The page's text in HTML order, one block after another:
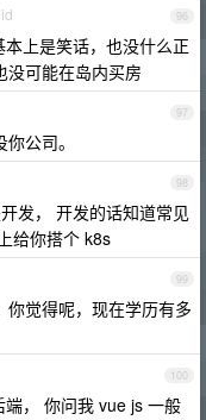
96
上是笑话，也没什么正
没可能在岛内买房
97
公司。
98
发， 开发的话知道常见
给你搭个 k8s
99
觉得呢，现在学历有多
100
， 你问我 vue js 一般